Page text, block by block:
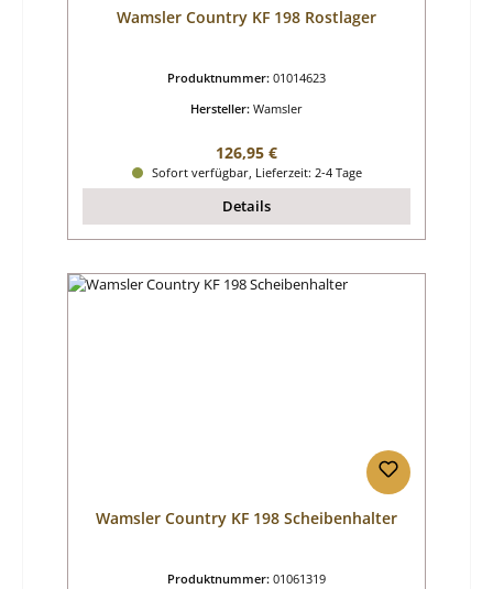
Wamsler Country KF 198 Rostlager
Produktnummer: 01014623
Hersteller: Wamsler
Regulärer Preis:
126,95 €
Sofort verfügbar, Lieferzeit: 2-4 Tage
Details
Wamsler Country KF 198 Scheibenhalter
Produktnummer: 01061319